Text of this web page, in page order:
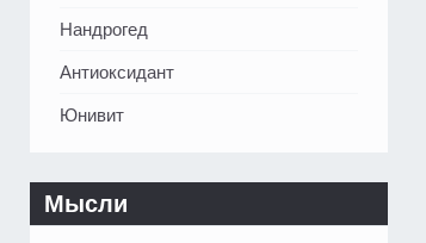
Нандрогед
Антиоксидант
Юнивит
Мысли